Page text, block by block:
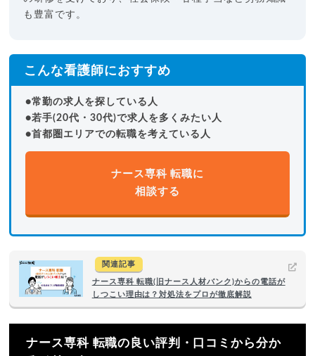
も豊富です。
こんな看護師におすすめ
●常勤の求人を探している人
●若手(20代・30代)で求人を多くみたい人
●首都圏エリアでの転職を考えている人
ナース専科 転職に
相談する
関連記事
ナース専科 転職(旧ナース人材バンク)からの電話が
しつこい理由は？対処法をプロが徹底解説
ナース専科 転職の良い評判・口コミから分か